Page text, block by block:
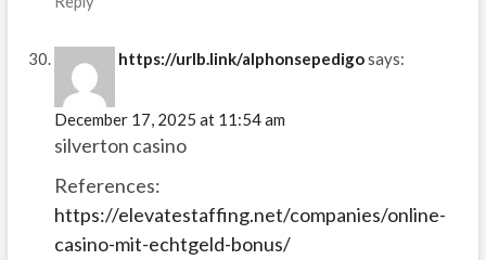
https://urlb.link/alphonsepedigosays:
December 17, 2025 at 11:54 am
silverton casino
References:
https://elevatestaffing.net/companies/online-
casino-mit-echtgeld-bonus/